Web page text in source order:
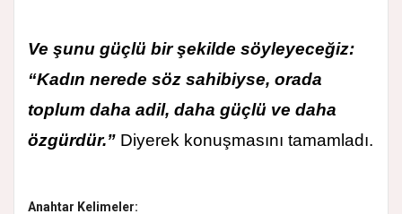
Ve şunu güçlü bir şekilde söyleyeceğiz:
“Kadın nerede söz sahibiyse, orada
toplum daha adil, daha güçlü ve daha
özgürdür.” Diyerek konuşmasını tamamladı.
Anahtar Kelimeler: